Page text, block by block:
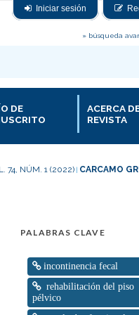
Iniciar sesión
» búsqueda
DE
ACERCA
REVISTA
74, NÚM. 1 (2022) CARCAMO
PALABRAS CLAVE
incontinencia fecal
rehabilitación del piso
pélvico